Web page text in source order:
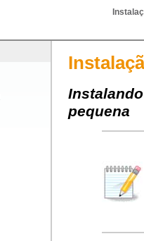
pequena